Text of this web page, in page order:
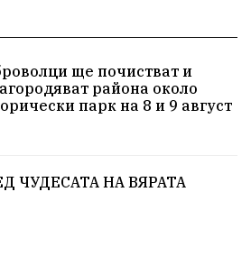
Туризъм Бизнес
хранене
съвет
ще почистват и
района около
парк на 8 и 9 август
ЧУДЕСАТА НА ВЯРАТА